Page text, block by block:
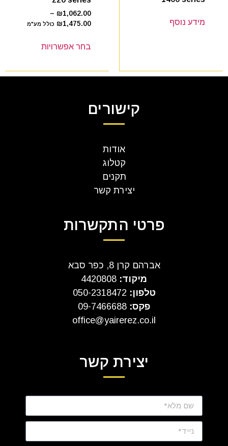
מידע נוסף
₪1,062.00
–
₪1,475.00 כולל מע"מ
בחר אפשרויות
קישורים
אודות
קטלוג
תקנים
יצירת קשר
פרטי התקשרות
אברהם קרן 8, כפר סבא
מיקוד:
טלפון:
פקס: 09-7466688
office@yairerez.co.il
יצירת קשר